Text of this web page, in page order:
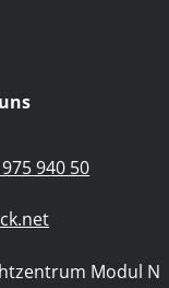
940 50
Modul N